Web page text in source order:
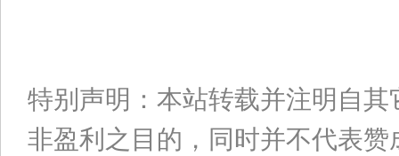
特别声明：本站转载并注明自
非盈利之目的，同时并不代表